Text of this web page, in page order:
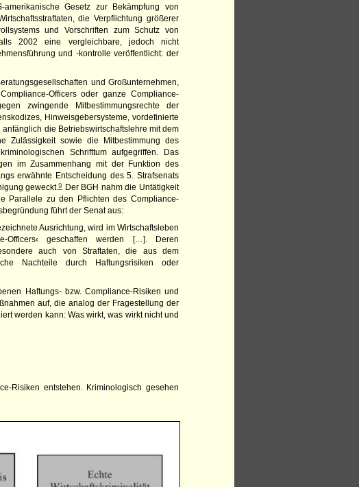
-amerikanische Gesetz zur Bekämpfung von
die Verpflichtung größerer
und Vorschriften zum Schutz von
2002 eine vergleichbare, jedoch nicht
und -kontrolle veröffentlicht: der
und Großunternehmen,
Officers oder ganze Compliance-
zwingende Mitbestimmungsrechte der
Hinweisgebersysteme, vordefinierte
die Betriebswirtschaftslehre mit dem
Zulässigkeit sowie die Mitbestimmung des
Schrifttum aufgegriffen. Das
im Zusammenhang mit der Funktion des
erwähnte Entscheidung des 5. Strafsenats
geweckt.9 Der BGH nahm die Untätigkeit
Parallele zu den Pflichten des Compliance-
führt der Senat aus:
Ausrichtung, wird im Wirtschaftsleben
Officers‹ geschaffen werden […]. Deren
auch von Straftaten, die aus dem
Nachteile durch Haftungsrisiken oder
Haftungs- bzw. Compliance-Risiken und
auf, die analog der Fragestellung der
werden kann: Was wirkt, was wirkt nicht und
Risiken entstehen. Kriminologisch gesehen